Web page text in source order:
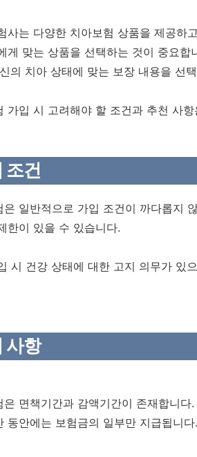
사는 다양한 치아보험 상품을 제공하
게 맞는 상품을 선택하는 것이 중요
의 치아 상태에 맞는 보장 내용을 선
가입 시 고려해야 할 조건과 추천 사
조건
은 일반적으로 가입 조건이 까다롭지
한이 있을 수 있습니다.
시 건강 상태에 대한 고지 의무가 있
사항
은 면책기간과 감액기간이 존재합니
동안에는 보험금의 일부만 지급됩니다.